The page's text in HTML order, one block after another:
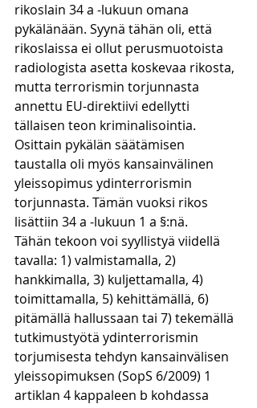
rikoslain 34 a -lukuun omana
pykälänään. Syynä tähän oli, että
rikoslaissa ei ollut perusmuotoista
radiologista asetta koskevaa rikosta,
mutta terrorismin torjunnasta
annettu EU-direktiivi edellytti
tällaisen teon kriminalisointia.
Osittain pykälän säätämisen
taustalla oli myös kansainvälinen
yleissopimus ydinterrorismin
torjunnasta. Tämän vuoksi rikos
lisättiin 34 a -lukuun 1 a §:nä.
Tähän tekoon voi syyllistyä viidellä
tavalla: 1) valmistamalla, 2)
hankkimalla, 3) kuljettamalla, 4)
toimittamalla, 5) kehittämällä, 6)
pitämällä hallussaan tai 7) tekemällä
tutkimustyötä ydinterrorismin
torjumisesta tehdyn kansainvälisen
yleissopimuksen (SopS 6/2009) 1
artiklan 4 kappaleen b kohdassa